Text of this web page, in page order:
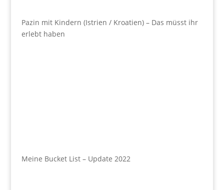
Pazin mit Kindern (Istrien / Kroatien) – Das müsst ihr
erlebt haben
Meine Bucket List – Update 2022